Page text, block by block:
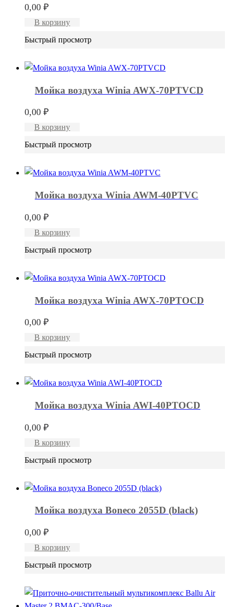
0,00₽
В корзину
Быстрый просмотр
Мойка воздуха Winia AWX-70PTVCD
0,00₽
В корзину
Быстрый просмотр
Мойка воздуха Winia AWM-40PTVC
0,00₽
В корзину
Быстрый просмотр
Мойка воздуха Winia AWX-70PTOCD
0,00₽
В корзину
Быстрый просмотр
Мойка воздуха Winia AWI-40PTOCD
0,00₽
В корзину
Быстрый просмотр
Мойка воздуха Boneco 2055D (black)
0,00₽
В корзину
Быстрый просмотр